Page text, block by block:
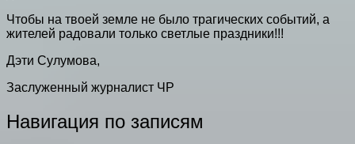
Чтобы на твоей земле не было трагических событий, а
жителей радовали только светлые праздники!!!
Дэти Сулумова,
Заслуженный журналист ЧР
Навигация по записям